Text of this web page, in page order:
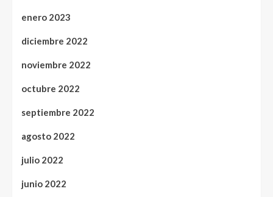
enero 2023
diciembre 2022
noviembre 2022
octubre 2022
septiembre 2022
agosto 2022
julio 2022
junio 2022